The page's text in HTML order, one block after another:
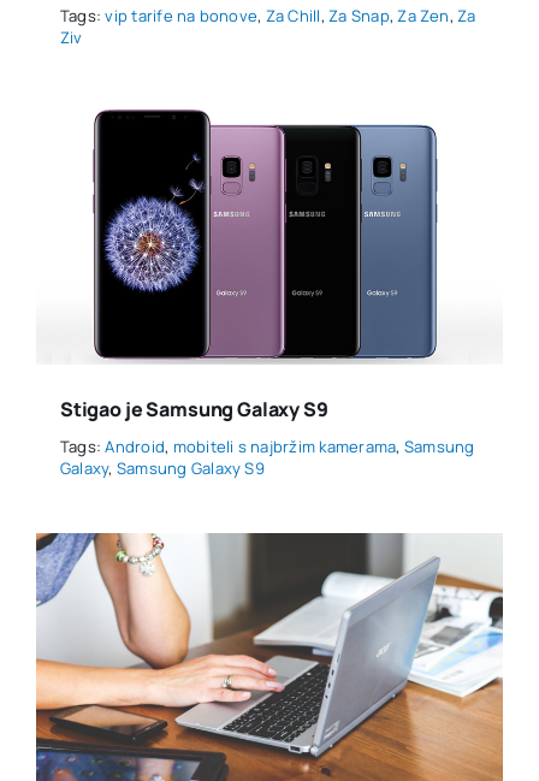
Tags:vip tarife na bonove, Za Chill,Za Snap,Za Zen,Za
Ziv
Stigao je Samsung Galaxy S9
Tags:Android, mobiteli s najbržim kamerama, Samsung
Galaxy, Samsung Galaxy S9